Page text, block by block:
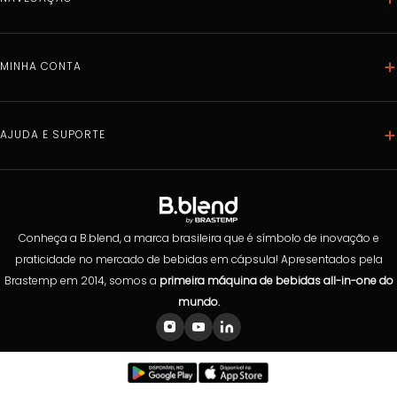
Home
Máquinas
Combos
MINHA CONTA
Dados pessoais
Meus pedidos
AJUDA E SUPORTE
Política de privacidade
Dúvidas Frequentes
Preferências de cookies
Conheça a B.blend, a marca brasileira que é símbolo de inovação e
praticidade no mercado de bebidas em cápsula! Apresentados pela
Brastemp em 2014, somos a primeira máquina de bebidas all-in-one do
mundo.